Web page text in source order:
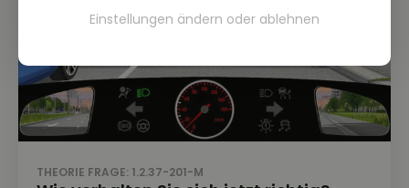
THEORIE FRAGE: 1.2.37-201-M
Einstellungen ändern oder ablehnen